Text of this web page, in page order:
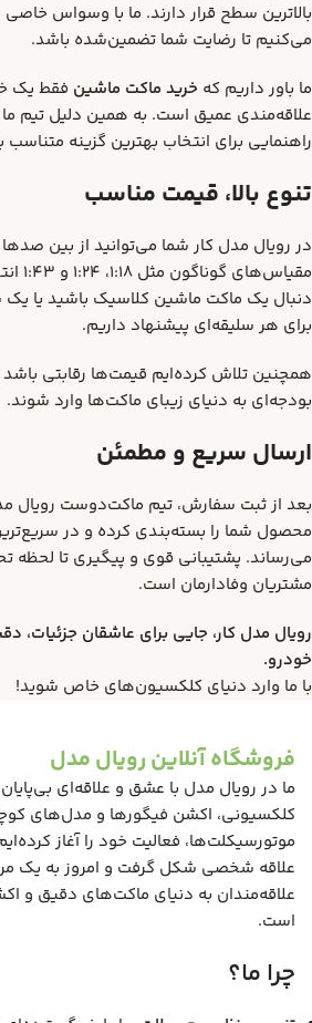
بالاترین سطح قرار دارند. ما با وسواس
می‌کنیم تا رضایت شما تضمین‌شده باشد.
ما باور داریم که خرید ماکت ماشین فقط یک
علاقه‌مندی عمیق است. به همین دلیل تیم
راهنمایی برای انتخاب بهترین گزینه
تنوع بالا، قیمت مناسب
در رویال مدل کار شما می‌توانید از بین
دنبال یک ماکت ماشین کلاسیک باشید یا یک
برای هر سلیقه‌ای پیشنهاد داریم.
همچنین تلاش کرده‌ایم قیمت‌ها رقابتی باشد
بودجه‌ای به دنیای زیبای ماکت‌ها وارد شوند.
ارسال سریع و مطمئن
بعد از ثبت سفارش، تیم ماکت‌دوست رویال
محصول شما را بسته‌بندی کرده و در
می‌رساند. پشتیبانی قوی و پیگیری تا لحظه
مشتریان وفادارمان است.
رویال مدل کار، جایی برای عاشقان جزئیات،
خودرو.
با ما وارد دنیای کلکسیون‌های خاص شوید!
فروشگاه آنلاین رویال مدل
ما در رویال مدل با عشق و علاقه‌ای
کلکسیونی، اکشن فیگورها و مدل‌های
موتورسیکلت‌ها، فعالیت خود را آغاز
علاقه شخصی شکل گرفت و امروز به یک
علاقه‌مندان به دنیای ماکت‌های دقیق و
است.
چرا ما؟